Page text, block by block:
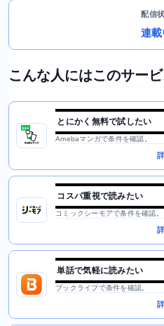
配信
連載
こんな人にはこのサー
とにかく無料で試したい
Amebaマンガで条件を確認。
コスパ重視で読みたい
コミックシーモアで条件を確認。
単話で気軽に読みたい
ブックライブで条件を確認。